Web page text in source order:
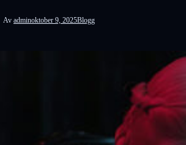
Av adminoktober 9, 2025Blogg